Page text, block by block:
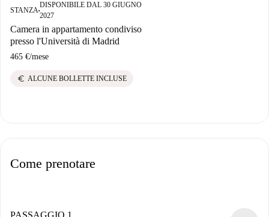
STANZA■
DISPONIBILE DAL 30 GIUGNO
2027
Camera in appartamento condiviso
presso l'Università di Madrid
465 €/mese
euro ALCUNE BOLLETTE INCLUSE
Come prenotare